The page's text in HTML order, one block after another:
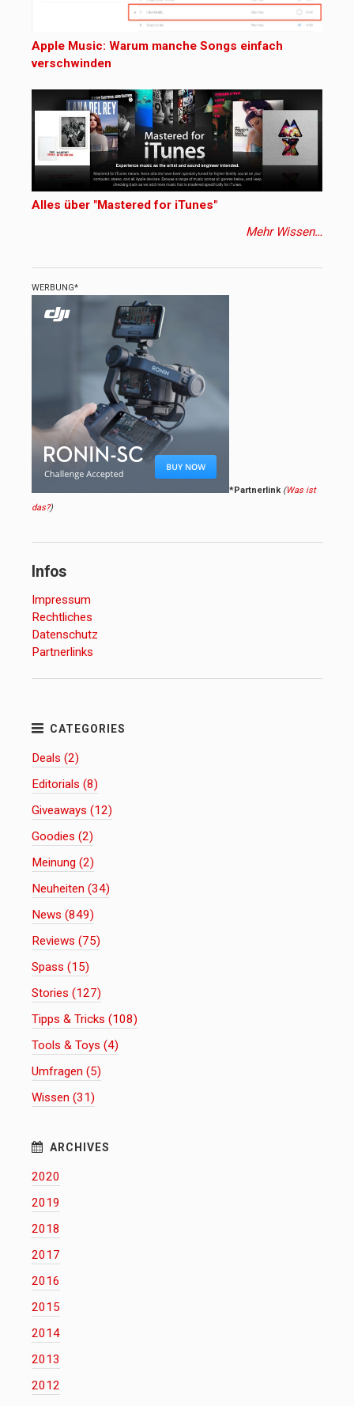
Apple Music: Warum manche Songs einfach
verschwinden
Alles über "Mastered for iTunes"
Mehr Wissen…
WERBUNG*
*Partnerlink (Was ist
das?)
Infos
Impressum
Rechtliches
Datenschutz
Partnerlinks
Deals (2)
Editorials (8)
Giveaways (12)
Goodies (2)
Meinung (2)
Neuheiten (34)
News (849)
Reviews (75)
Spass (15)
Stories (127)
Tipps & Tricks (108)
Tools & Toys (4)
Umfragen (5)
Wissen (31)
2020
2019
2018
2017
2016
2015
2014
2013
2012